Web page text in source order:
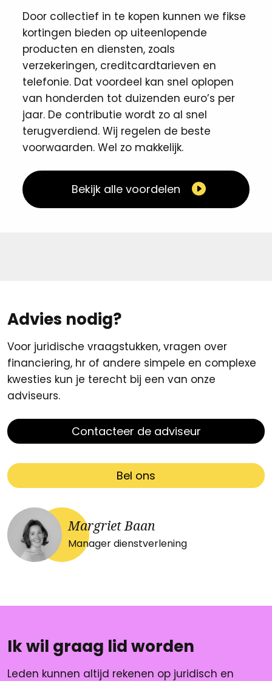
Door collectief in te kopen kunnen we fikse
kortingen ​bieden op uiteenlopende
producten en diensten, zoals
verzekeringen, creditcardtarieven en
telefonie. Dat voordeel kan snel oplopen
van honderden tot duizenden euro’s per
jaar. De contributie wordt zo al snel
terugverdiend. Wij regelen de beste
voorwaarden. Wel zo makkelijk. ​
Bekijk alle voordelen
Advies nodig?
Voor juridische vraagstukken, vragen over
financiering, hr of andere simpele en complexe
kwesties kun je terecht bij een van onze
adviseurs.
Contacteer de adviseur
Bel ons
Margriet Baan
Manager dienstverlening
Ik wil graag lid worden
Leden kunnen altijd rekenen op juridisch en